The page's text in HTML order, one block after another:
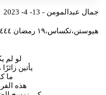
جمال عبدالمومن - 13- 4- 2023
هيوستن،تكساس،١٩ رمضان ١٤٤٤
لو لم
يأتين زائرًا
ما
هذه